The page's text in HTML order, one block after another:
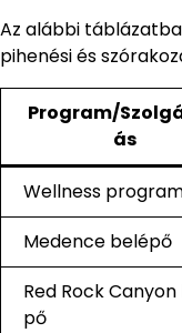
Az alábbi
pihenési és
Program/
ás
Wellness
Medence belépő
Red Rock
pő